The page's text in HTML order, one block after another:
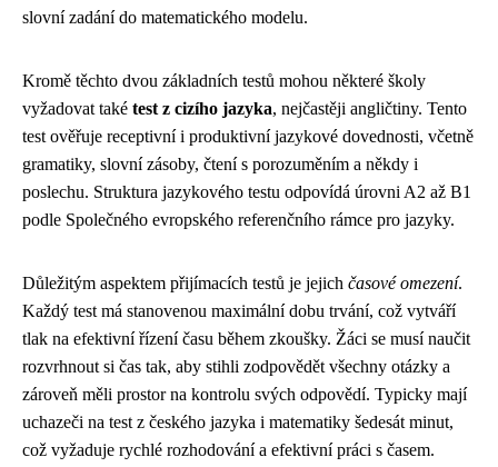
slovní zadání do matematického modelu.
Kromě těchto dvou základních testů mohou některé školy
vyžadovat také test z cizího jazyka, nejčastěji angličtiny. Tento
test ověřuje receptivní i produktivní jazykové dovednosti, včetně
gramatiky, slovní zásoby, čtení s porozuměním a někdy i
poslechu. Struktura jazykového testu odpovídá úrovni A2 až B1
podle Společného evropského referenčního rámce pro jazyky.
Důležitým aspektem přijímacích testů je jejich časové omezení.
Každý test má stanovenou maximální dobu trvání, což vytváří
tlak na efektivní řízení času během zkoušky. Žáci se musí naučit
rozvrhnout si čas tak, aby stihli zodpovědět všechny otázky a
zároveň měli prostor na kontrolu svých odpovědí. Typicky mají
uchazeči na test z českého jazyka i matematiky šedesát minut,
což vyžaduje rychlé rozhodování a efektivní práci s časem.